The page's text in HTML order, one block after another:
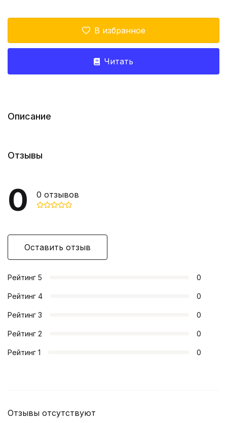
В избранное
Читать
Описание
Отзывы
0 0 отзывов
Оставить отзыв
Рейтинг 5 0
Рейтинг 4 0
Рейтинг 3 0
Рейтинг 2 0
Рейтинг 1 0
Отзывы отсутствуют